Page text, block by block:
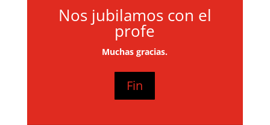
Nos jubilamos con el
profe
Muchas gracias.
Fin